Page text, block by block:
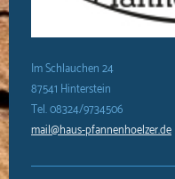
Im Schlauchen 24
87541 Hinterstein
Tel. 08324/9734506
mail@haus-pfannenhoelzer.de